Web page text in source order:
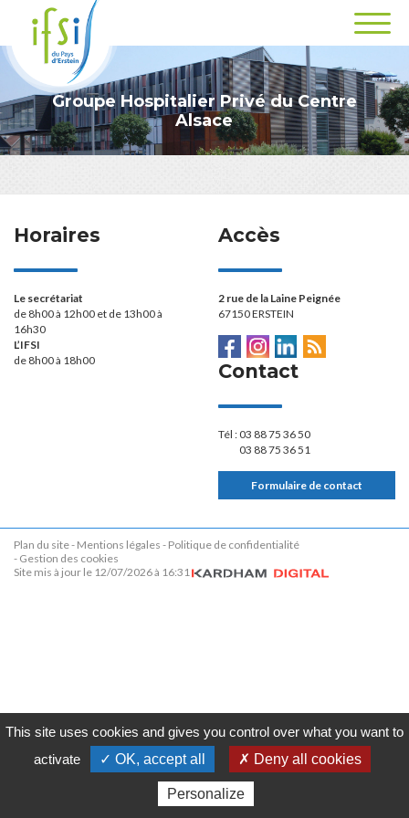
Groupe Hospitalier Privé du Centre
Alsace
Horaires
Le secrétariat
de 8h00 à 12h00 et de 13h00 à
16h30
L’IFSI
de 8h00 à 18h00
Accès
2 rue de la Laine Peignée
67150 ERSTEIN
Contact
Tél : 03 88 75 36 50
03 88 75 36 51
Formulaire de contact
Plan du site Mentions légales
Politique de confidentialité
Gestion des cookies
Site mis à jour le 12/07/2026 à 16:31
This site uses cookies and gives you control over what you want to
activate
✓ OK, accept all ✗ Deny all cookies
Personalize